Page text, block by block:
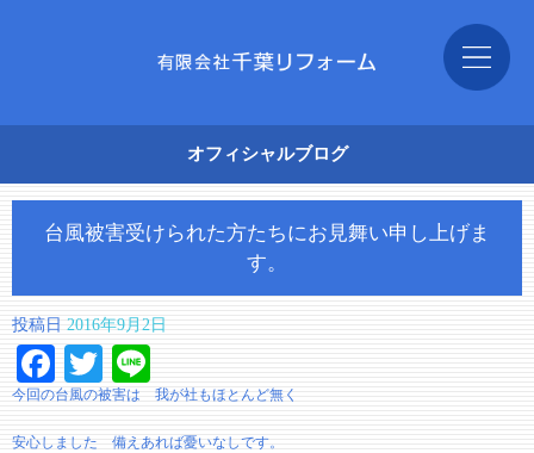
オフィシャルブログ
台風被害受けられた方たちにお見舞い申し上げま
す。
投稿日 2016年9月2日
Facebook
Twitter
今回の台風の被害は 我が社もほとんど無く
安心しました 備えあれば憂いなしです。